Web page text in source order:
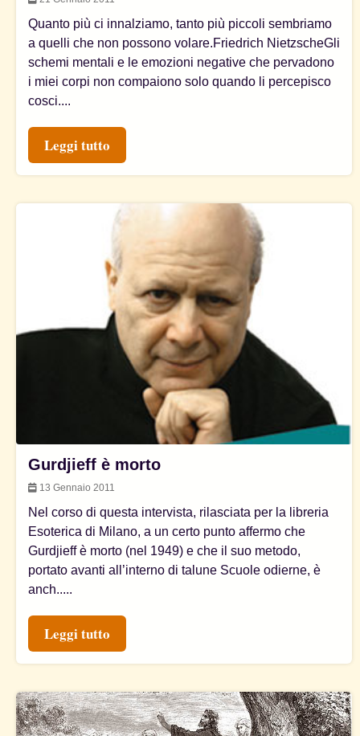
Quanto più ci innalziamo, tanto più piccoli sembriamo
a quelli che non possono volare.Friedrich NietzscheGli
schemi mentali e le emozioni negative che pervadono
i miei corpi non compaiono solo quando li percepisco
cosci....
Leggi tutto
Gurdjieff è morto
13 Gennaio 2011
Nel corso di questa intervista, rilasciata per la libreria
Esoterica di Milano, a un certo punto affermo che
Gurdjieff è morto (nel 1949) e che il suo metodo,
portato avanti all’interno di talune Scuole odierne, è
anch.....
Leggi tutto